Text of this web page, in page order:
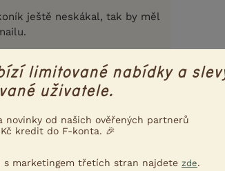
ještě neskákal, tak by měl
Nahlásit Citovat
tahat. Viete mi poslat
takymto haflingom, prosim?
limitované nabídky a
uživatele.
novinky od našich ověřených partnerů
kredit do F-konta. 🎉
s marketingem třetích stran najdete zde.